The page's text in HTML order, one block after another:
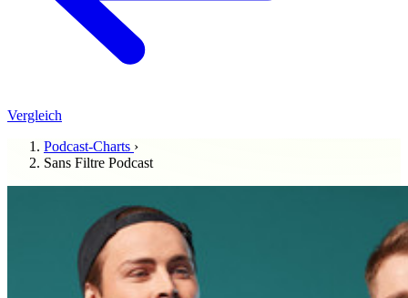
Vergleich
Podcast-Charts ›
Sans Filtre Podcast